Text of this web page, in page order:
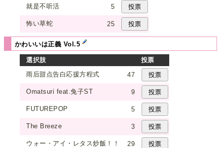
就是不听活 5
怖い草蛇 25
かわいいは正義 Vol.5
選択肢
投票
雨后甜点告白応援方程式
47
Omatsuri feat.兔子ST 9
FUTUREPOP 5
The Breeze 3
ウォー・アイ・レタス炒飯！！ 29